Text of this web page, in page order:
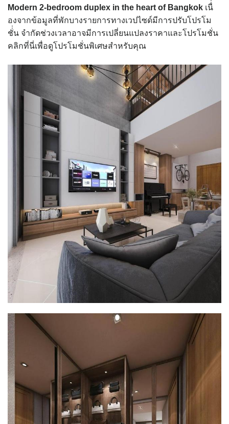
Modern 2-bedroom duplex in the heart of Bangkok เนื่่
องจากข้อมูลที่พักบางรายการทางเวปไซด์มีการปรับโปรโม
ชั่่น จำกัดช่วงเวลาอาจมีการเปลี่ยนแปลงราคาและโปรโมชั่น
คลิกที่นี่เพื่อดูโปรโมชั่นพิเศษสำหรับคุณ